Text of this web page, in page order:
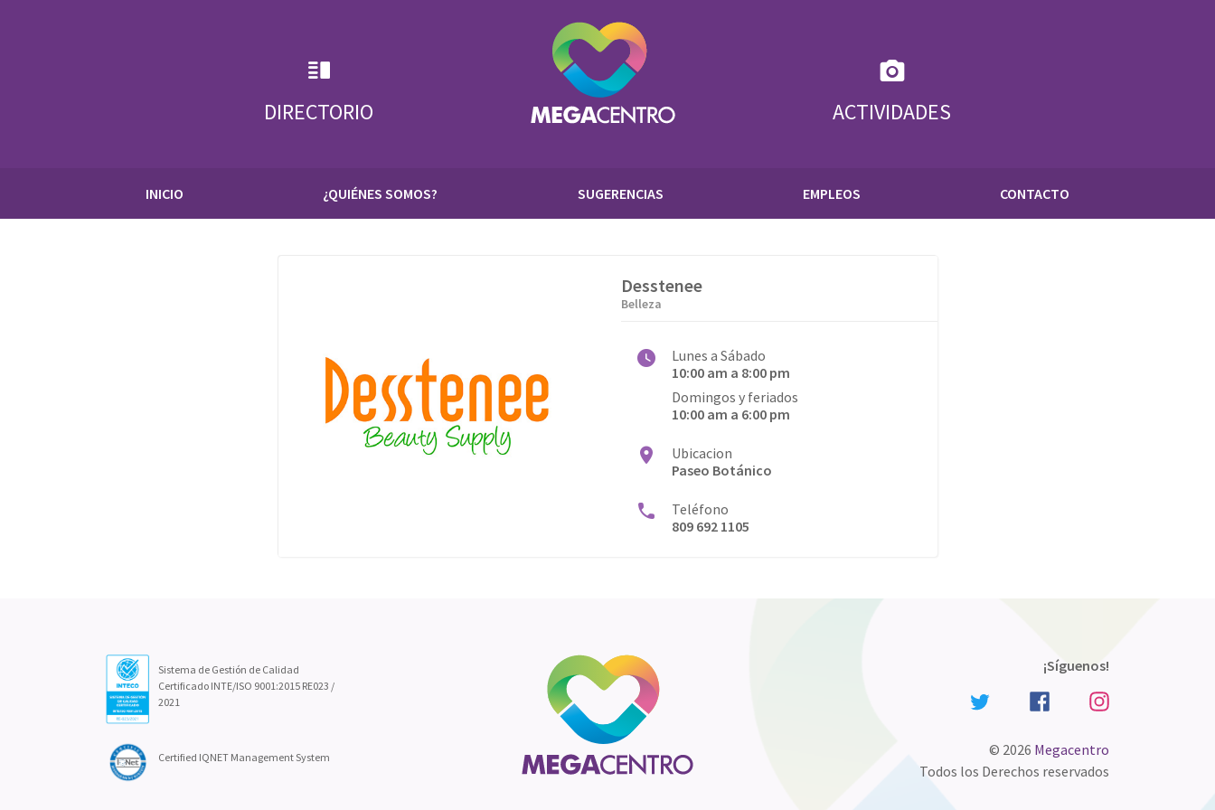
DIRECTORIO ACTIVIDADES
INICIO ¿QUIÉNES SOMOS? SUGERENCIAS EMPLEOS CONTACTO
Desstenee
Belleza
Lunes a Sábado
10:00 am a 8:00 pm
Domingos y feriados
10:00 am a 6:00 pm
Ubicacion
Paseo Botánico
Teléfono
809 692 1105
Sistema de Gestión de Calidad
Certificado INTE/ISO 9001:2015 RE023 /
2021
Certified IQNET Management System
¡Síguenos!
© 2026 Megacentro
Todos los Derechos reservados